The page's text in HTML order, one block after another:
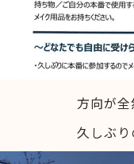
方向が全
久しぶ